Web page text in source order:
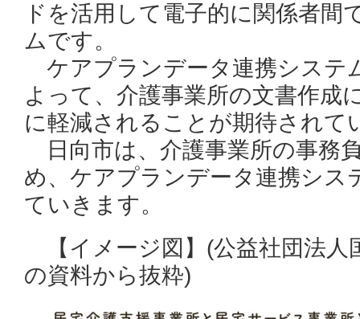
ドを活用して電子的に関係者間
ムです。
ケアプランデータ連携システ
よって、介護事業所の文書作成
に軽減されることが期待されて
日向市は、介護事業所の事務
め、ケアプランデータ連携シス
ていきます。
【イメージ図】(公益社団法人
の資料から抜粋)